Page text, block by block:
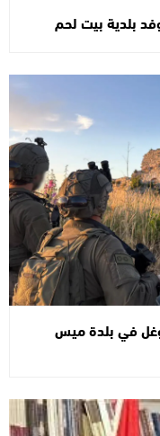
بلدية بيت لحم
في بلدة ميس